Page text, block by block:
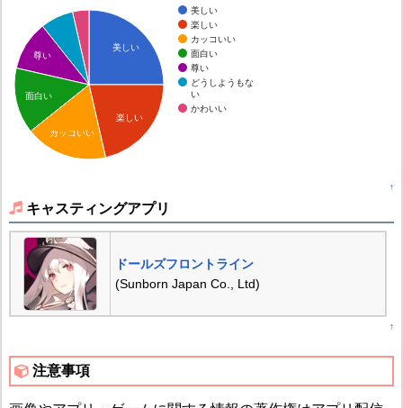
美しい
楽しい
カッコいい
面白い
尊い
どうしようもな
い
かわいい
美しい
楽しい
尊い
面白い
カッコいい
↑
キャスティングアプリ
ドールズフロントライン
(Sunborn Japan Co., Ltd)
↑
注意事項